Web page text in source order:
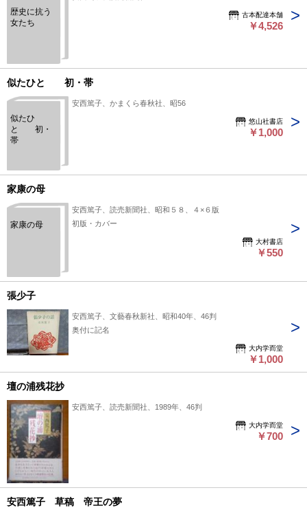
歴史に抗う
女たち
古本配達本舗
￥4,526
似たひと 初・帯
似たひ
と 初・
帯
安西篤子、かまくら春秋社、昭56
悠山社書店
￥1,000
家康の母
家康の母
安西篤子、読売新聞社、昭和５８、４×６版
初版・カバー
大村書店
￥550
張少子
安西篤子、文藝春秋新社、昭和40年、46判
奥付に記名
大内学而堂
￥1,000
壇の浦残花抄
安西篤子、読売新聞社、1989年、46判
大内学而堂
￥700
安西篤子 草稿 帝王の夢